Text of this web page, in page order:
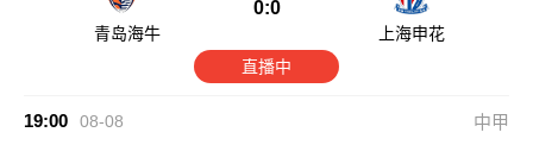
青岛海牛
0:0
上海申花
直播中
19:00 08-08 中甲